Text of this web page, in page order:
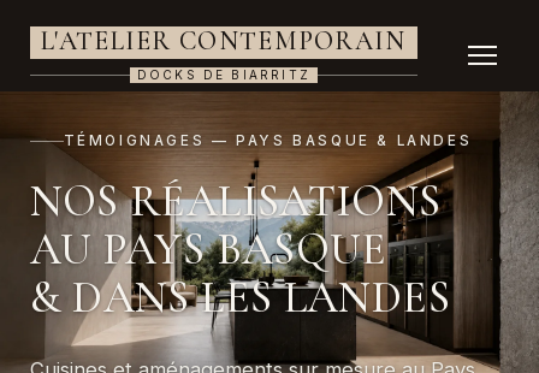
L'ATELIER CONTEMPORAIN
DOCKS DE BIARRITZ
TÉMOIGNAGES — PAYS BASQUE & LANDES
NOS RÉALISATIONS
AU PAYS BASQUE
& DANS LES LANDES